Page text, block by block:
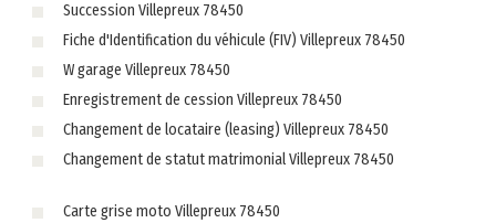
Succession Villepreux 78450
Fiche d'Identification du véhicule (FIV) Villepreux 78450
W garage Villepreux 78450
Enregistrement de cession Villepreux 78450
Changement de locataire (leasing) Villepreux 78450
Changement de statut matrimonial Villepreux 78450
Carte grise moto Villepreux 78450